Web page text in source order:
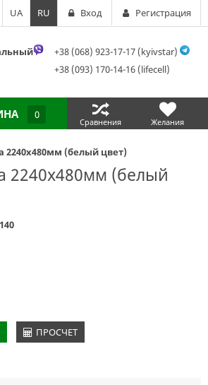
2240х480мм (белый цвет)
2240х480мм (белый
ПРОСЧЕТ
UA RU Вход Регистрация
+38 (068) 923-17-17 (kyivstar)
+38 (093) 170-14-16 (lifecell)
0
Сравнения Желания